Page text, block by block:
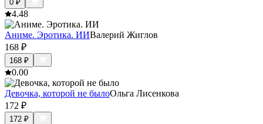
0 ₽
4.48
Аниме. Эротика. ИИВалерий Жиглов
168 ₽
168 ₽
0.00
Девочка, которой не былоОльга Лисенкова
172 ₽
172 ₽